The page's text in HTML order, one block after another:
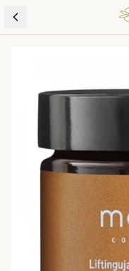
Skip to content